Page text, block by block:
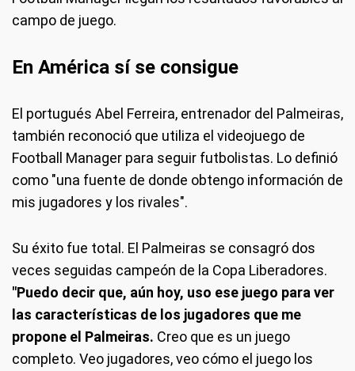
campo de juego.
En América sí se consigue
El portugués Abel Ferreira, entrenador del Palmeiras,
también reconoció que utiliza el videojuego de
Football Manager para seguir futbolistas. Lo definió
como "una fuente de donde obtengo información de
mis jugadores y los rivales".
Su éxito fue total. El Palmeiras se consagró dos
veces seguidas campeón de la Copa Liberadores.
"Puedo decir que, aún hoy, uso ese juego para ver
las características de los jugadores que me
propone el Palmeiras. Creo que es un juego
completo. Veo jugadores, veo cómo el juego los